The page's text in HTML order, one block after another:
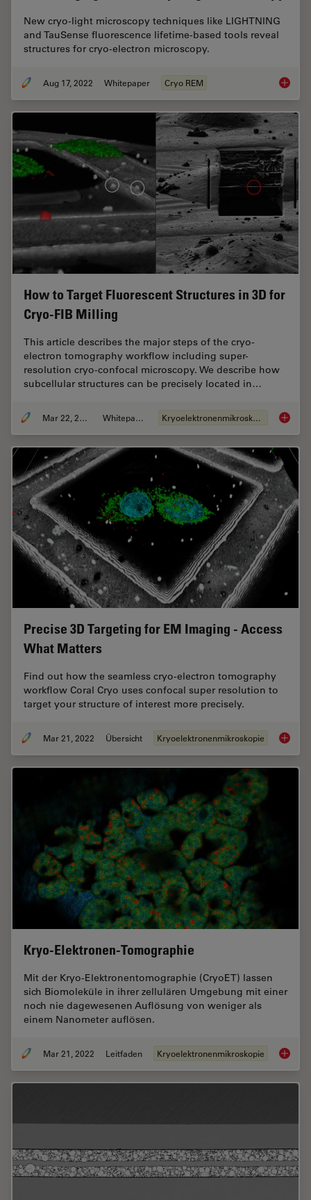
New cryo-light microscopy techniques like LIGHTNING
and TauSense fluorescence lifetime-based tools reveal
structures for cryo-electron microscopy.
Aug 17, 2022 Whitepaper Cryo REM New
How to Target Fluorescent Structures in 3D for
Cryo-FIB Milling
This article describes the major steps of the cryo-
electron tomography workflow including super-
resolution cryo-confocal microscopy. We describe how
subcellular structures can be precisely located in…
Mar 22, 2022 Whitepaper Kryoelektronenmikroskopie How to
Precise 3D Targeting for EM Imaging - Access
What Matters
Find out how the seamless cryo-electron tomography
workflow Coral Cryo uses confocal super resolution to
target your structure of interest more precisely.
Mar 21, 2022 Übersicht Kryoelektronenmikroskopie Precise
Kryo-Elektronen-Tomographie
Mit der Kryo-Elektronentomographie (CryoET) lassen
sich Biomoleküle in ihrer zellulären Umgebung mit einer
noch nie dagewesenen Auflösung von weniger als
einem Nanometer auflösen.
Mar 21, 2022 Leitfaden Kryoelektronenmikroskopie Kryo-